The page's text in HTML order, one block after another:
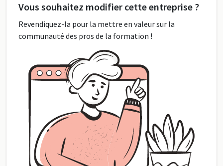
Vous souhaitez modifier cette entreprise ?
Revendiquez-la pour la mettre en valeur sur la
communauté des pros de la formation !